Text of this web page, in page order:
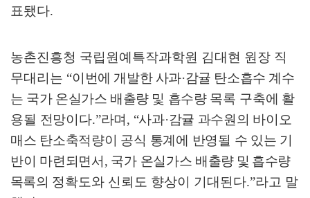
표됐다.
농촌진흥청 국립원예특작과학원 김대현 원장 직
무대리는 “이번에 개발한 사과·감귤 탄소흡수 계수
는 국가 온실가스 배출량 및 흡수량 목록 구축에 활
용될 전망이다.”라며, “사과·감귤 과수원의 바이오
매스 탄소축적량이 공식 통계에 반영될 수 있는 기
반이 마련되면서, 국가 온실가스 배출량 및 흡수량
목록의 정확도와 신뢰도 향상이 기대된다.”라고 말